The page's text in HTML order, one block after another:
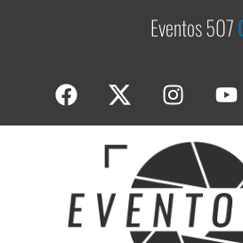
Eventos 507C